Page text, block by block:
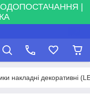
|
накладні декоративні